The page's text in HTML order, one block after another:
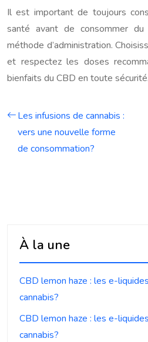
Il est important de toujours
santé avant de consommer
méthode d’administration.
et respectez les doses
bienfaits du CBD en toute sécurité.
Les infusions de cannabis :
vers une nouvelle forme
de consommation?
À la une
CBD lemon haze : les e-
cannabis?
CBD lemon haze : les e-
cannabis?